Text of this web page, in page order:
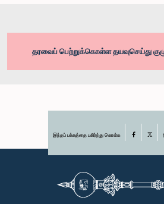
தரவைப் பெற்றுக்கொள்ள தயவுசெய்து
இந்தப் பக்கத்தை பகிர்ந்து கொள்க Facebook